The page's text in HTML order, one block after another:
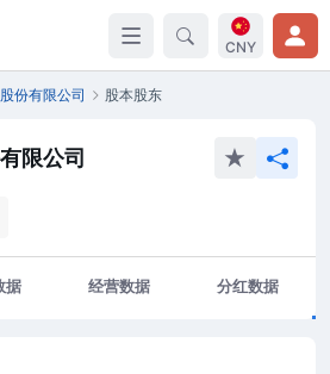
CNY
份有限公司 股本股东
限公司
据 经营数据 分红数据